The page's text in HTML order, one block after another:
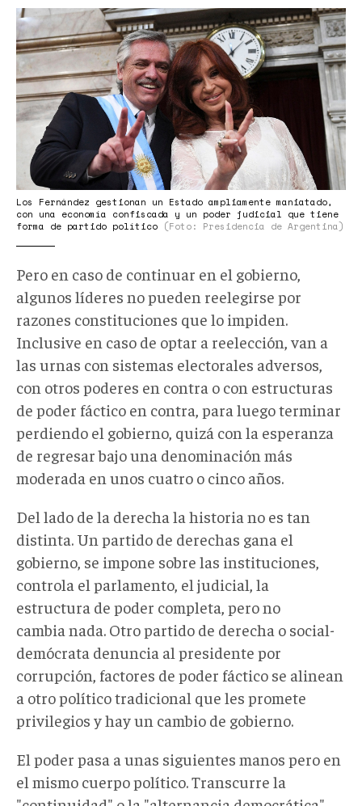
Alberto
y
Cristina.jpg
Los Fernández gestionan un Estado ampliamente maniatado,
con una economía confiscada y un poder judicial que tiene
forma de partido político (Foto: Presidencia de Argentina)
Pero en caso de continuar en el gobierno,
algunos líderes no pueden reelegirse por
razones constituciones que lo impiden.
Inclusive en caso de optar a reelección, van a
las urnas con sistemas electorales adversos,
con otros poderes en contra o con estructuras
de poder fáctico en contra, para luego terminar
perdiendo el gobierno, quizá con la esperanza
de regresar bajo una denominación más
moderada en unos cuatro o cinco años.
Del lado de la derecha la historia no es tan
distinta. Un partido de derechas gana el
gobierno, se impone sobre las instituciones,
controla el parlamento, el judicial, la
estructura de poder completa, pero no
cambia nada. Otro partido de derecha o social-
demócrata denuncia al presidente por
corrupción, factores de poder fáctico se alinean
a otro político tradicional que les promete
privilegios y hay un cambio de gobierno.
El poder pasa a unas siguientes manos pero en
el mismo cuerpo político. Transcurre la